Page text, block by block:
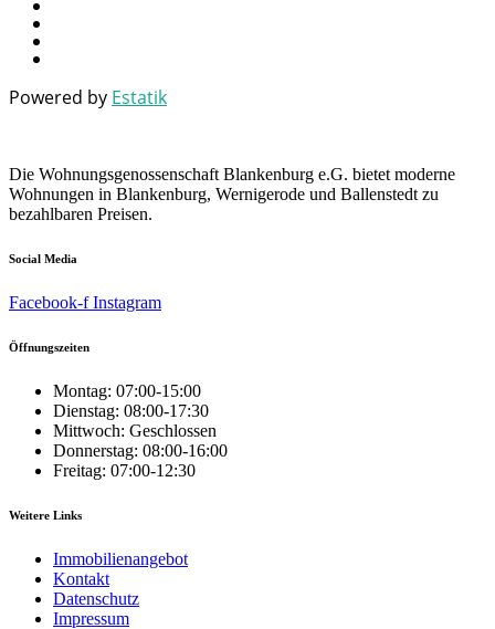
Powered by Estatik
Die Wohnungsgenossenschaft Blankenburg e.G. bietet moderne
Wohnungen in Blankenburg, Wernigerode und Ballenstedt zu
bezahlbaren Preisen.
Social Media
Facebook-f Instagram
Öffnungszeiten
Montag: 07:00-15:00
Dienstag: 08:00-17:30
Mittwoch: Geschlossen
Donnerstag: 08:00-16:00
Freitag: 07:00-12:30
Weitere Links
Immobilienangebot
Kontakt
Datenschutz
Impressum